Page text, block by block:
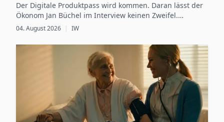
Der Digitale Produktpass wird kommen. Daran lässt der
Ökonom Jan Büchel im Interview keinen Zweifel.
Dennoch besteht zwischen den regulatorischen
Vorgaben, die ab 2027 schrittweise für einzelne
Produktgruppen verbindlich werden, und der
betrieblichen Vorbereitung darauf weiterhin eine Lücke.
04. August 2026 | IW